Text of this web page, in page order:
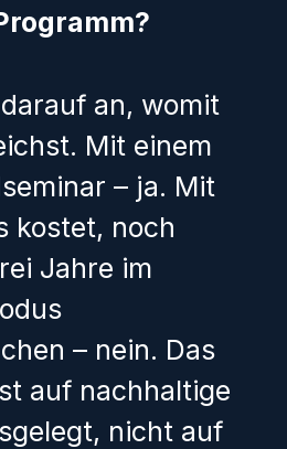
an, womit
Mit einem
– ja. Mit
kostet, noch
Jahre im
– nein. Das
auf nachhaltige
nicht auf